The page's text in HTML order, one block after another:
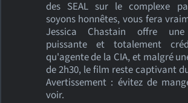
des SEAL sur le complexe
soyons honnêtes, vous fera
Jessica Chastain offre une
puissante et totalement
qu'agente de la CIA, et malgré
de 2h30, le film reste captivant
Avertissement : évitez de
voir.